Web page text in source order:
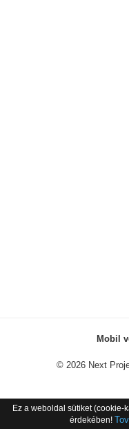
Mobil
© 2026 Next
Ez a weboldal sütiket (cookie-
érdekében!